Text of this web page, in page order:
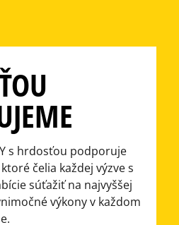
s hrdosťou podporuje
čelia každej výzve s
súťažiť na najvyššej
výkony v každom